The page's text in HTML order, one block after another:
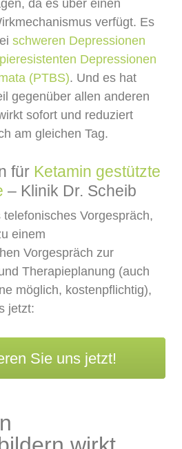
da es über einen
verfügt. Es
schweren Depressionen
Depressionen
(PTBS). Und es hat
gegenüber allen anderen
sofort und reduziert
am gleichen Tag.
für Ketamin gestützte
– Klinik Dr. Scheib
Vorgespräch,
einem
Vorgespräch zur
Therapieplanung (auch
möglich, kostenpflichtig),
jetzt:
Sie uns jetzt!